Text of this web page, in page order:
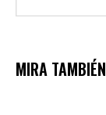
MIRA TAMBIÉN